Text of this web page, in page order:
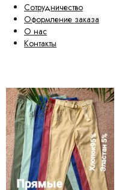
Сотрудничество
Оформление заказа
О нас
Контакты